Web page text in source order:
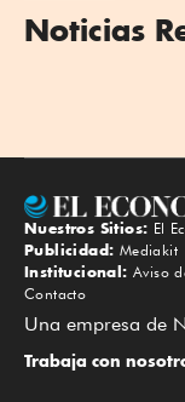
Noticias
Nuestros Sitios: El
Publicidad: Mediakit
Institucional: Aviso
Contacto
Una empresa de
Trabaja con